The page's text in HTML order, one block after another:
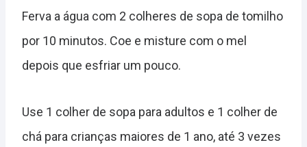
Ferva a água com 2 colheres de sopa de tomilho
por 10 minutos. Coe e misture com o mel
depois que esfriar um pouco.
Use 1 colher de sopa para adultos e 1 colher de
chá para crianças maiores de 1 ano, até 3 vezes